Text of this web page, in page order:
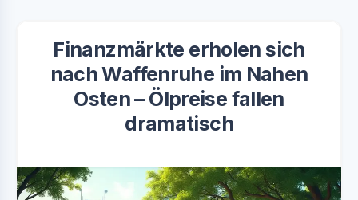
Finanzmärkte erholen sich
nach Waffenruhe im Nahen
Osten – Ölpreise fallen
dramatisch